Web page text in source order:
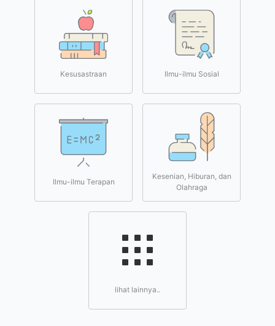
Kesusastraan Ilmu-ilmu Sosial
Ilmu-ilmu Terapan
Kesenian, Hiburan, dan
Olahraga
lihat lainnya..